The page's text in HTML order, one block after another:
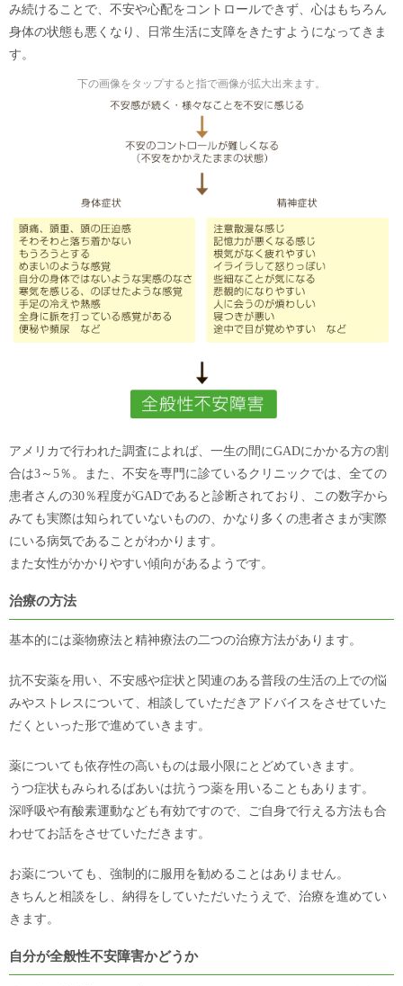
み続けることで、不安や心配をコントロールできず、心はもちろん
身体の状態も悪くなり、日常生活に支障をきたすようになってきま
す。
下の画像をタップすると指で画像が拡大出来ます。
アメリカで行われた調査によれば、一生の間にGADにかかる方の割
合は3～5％。また、不安を専門に診ているクリニックでは、全ての
患者さんの30％程度がGADであると診断されており、この数字から
みても実際は知られていないものの、かなり多くの患者さまが実際
にいる病気であることがわかります。
また女性がかかりやすい傾向があるようです。
治療の方法
基本的には薬物療法と精神療法の二つの治療方法があります。
抗不安薬を用い、不安感や症状と関連のある普段の生活の上での悩
みやストレスについて、相談していただきアドバイスをさせていた
だくといった形で進めていきます。
薬についても依存性の高いものは最小限にとどめていきます。
うつ症状もみられるばあいは抗うつ薬を用いることもあります。
深呼吸や有酸素運動なども有効ですので、ご自身で行える方法も合
わせてお話をさせていただきます。
お薬についても、強制的に服用を勧めることはありません。
きちんと相談をし、納得をしていただいたうえで、治療を進めてい
きます。
自分が全般性不安障害かどうか